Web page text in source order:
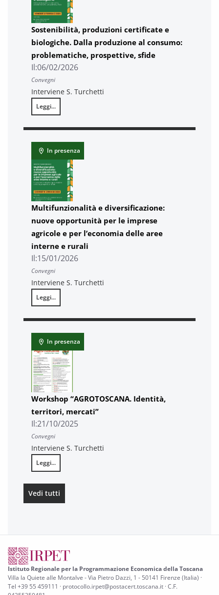
Sostenibilità, produzioni certificate e
biologiche. Dalla produzione al consumo:
problematiche, prospettive, sfide
Il:06/02/2026
Convegni
Interviene S. Turchetti
Leggi...
Sostenibilità, produzioni certificate e biologiche. Dalla
In presenza
Multifunzionalità e diversificazione:
nuove opportunità per le imprese
agricole e per l’economia delle aree
interne e rurali
Il:15/01/2026
Convegni
Interviene S. Turchetti
Leggi...
Multifunzionalità e diversificazione: nuove opportunità per le
In presenza
Workshop “AGROTOSCANA. Identità,
territori, mercati”
Il:21/10/2025
Convegni
Interviene S. Turchetti
Leggi...
Workshop “AGROTOSCANA. Identità, territori, mercati”
Vedi tutti
gli eventi di Agricoltura
Istituto Regionale per la Programmazione Economica della Toscana
Villa la Quiete alle Montalve - Via Pietro Dazzi, 1 - 50141 Firenze (Italia) ·
Tel +39 55 459111 · protocollo.irpet@postacert.toscana.it · C.F.